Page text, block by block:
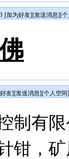
[加为好友][发送消息][
友][发送消息][个人空间
制有
钳，